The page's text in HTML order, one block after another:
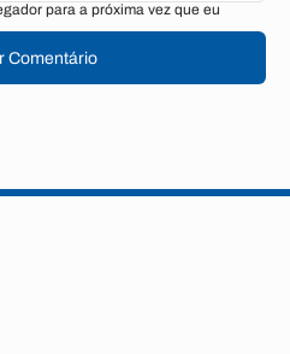
para a próxima vez que eu
Comentário